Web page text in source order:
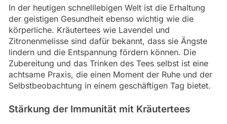
In der heutigen schnelllebigen Welt ist die Erhaltung
der geistigen Gesundheit ebenso wichtig wie die
körperliche. Kräutertees wie Lavendel und
Zitronenmelisse sind dafür bekannt, dass sie Ängste
lindern und die Entspannung fördern können. Die
Zubereitung und das Trinken des Tees selbst ist eine
achtsame Praxis, die einen Moment der Ruhe und der
Selbstbeobachtung in einem geschäftigen Tag bietet.
Stärkung der Immunität mit Kräutertees